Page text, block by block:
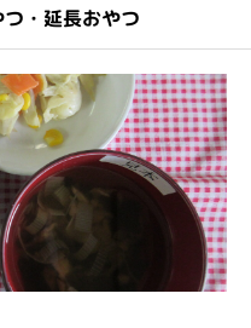
・延長おやつ